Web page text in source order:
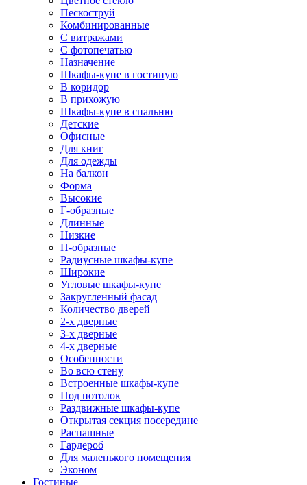
Пескоструй
Комбинированные
С витражами
С фотопечатью
Назначение
Шкафы-купе в гостиную
В коридор
В прихожую
Шкафы-купе в спальню
Детские
Офисные
Для книг
Для одежды
На балкон
Форма
Высокие
Г-образные
Длинные
Низкие
П-образные
Радиусные шкафы-купе
Широкие
Угловые шкафы-купе
Закругленный фасад
Количество дверей
2-х дверные
3-х дверные
4-х дверные
Особенности
Во всю стену
Встроенные шкафы-купе
Под потолок
Раздвижные шкафы-купе
Открытая секция посередине
Распашные
Гардероб
Для маленького помещения
Эконом
Гостиные